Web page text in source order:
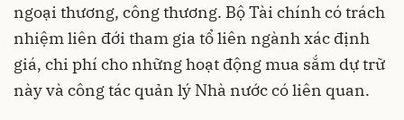
ngoại thương, công thương. Bộ Tài chính có trách
nhiệm liên đới tham gia tổ liên ngành xác định
giá, chi phí cho những hoạt động mua sắm dự trữ
này và công tác quản lý Nhà nước có liên quan.